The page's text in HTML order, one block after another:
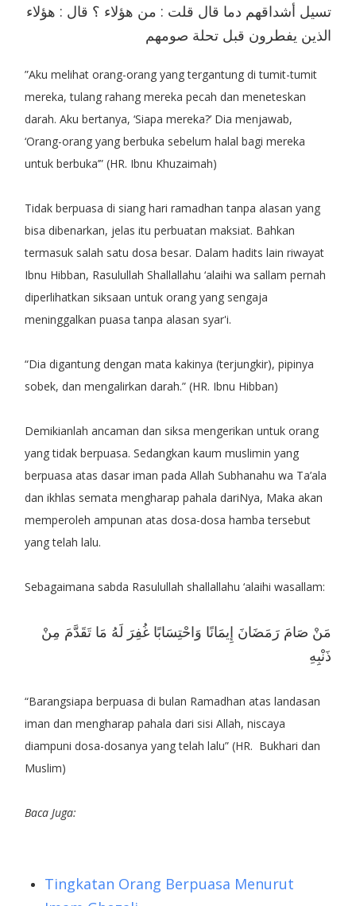
تسيل أشداقهم دما قال قلت : من هؤلاء ؟ قال : هؤلاء
الذين يفطرون قبل تحلة صومهم
”Aku melihat orang-orang yang tergantung di tumit-tumit
mereka, tulang rahang mereka pecah dan meneteskan
darah. Aku bertanya, ‘Siapa mereka?’ Dia menjawab,
‘Orang-orang yang berbuka sebelum halal bagi mereka
untuk berbuka’” (HR. Ibnu Khuzaimah)
Tidak berpuasa di siang hari ramadhan tanpa alasan yang
bisa dibenarkan, jelas itu perbuatan maksiat. Bahkan
termasuk salah satu dosa besar. Dalam hadits lain riwayat
Ibnu Hibban, Rasulullah Shallallahu ‘alaihi wa sallam pernah
diperlihatkan siksaan untuk orang yang sengaja
meninggalkan puasa tanpa alasan syar'i.
“Dia digantung dengan mata kakinya (terjungkir), pipinya
sobek, dan mengalirkan darah.” (HR. Ibnu Hibban)
Demikianlah ancaman dan siksa mengerikan untuk orang
yang tidak berpuasa. Sedangkan kaum muslimin yang
berpuasa atas dasar iman pada Allah Subhanahu wa Ta’ala
dan ikhlas semata mengharap pahala dariNya, Maka akan
memperoleh ampunan atas dosa-dosa hamba tersebut
yang telah lalu.
Sebagaimana sabda Rasulullah shallallahu ‘alaihi wasallam:
مَنْ صَامَ رَمَضَانَ إِيمَانًا وَاحْتِسَابًا غُفِرَ لَهُ مَا تَقَدَّمَ مِنْ
ذَنْبِهِ
“Barangsiapa berpuasa di bulan Ramadhan atas landasan
iman dan mengharap pahala dari sisi Allah, niscaya
diampuni dosa-dosanya yang telah lalu” (HR. Bukhari dan
Muslim)
Baca Juga:
Tingkatan Orang Berpuasa Menurut